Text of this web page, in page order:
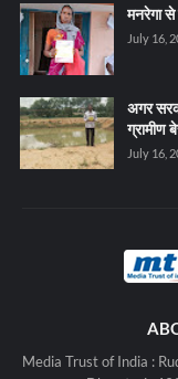
मनरेगा से
July 16,
अगर
ग्रामीण
July 16,
Media Trust of India :